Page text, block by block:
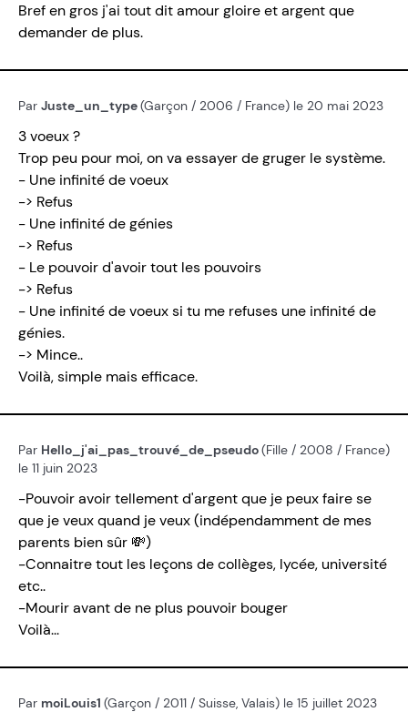
Bref en gros j'ai tout dit amour gloire et argent que
demander de plus.
Par Juste_un_type(Garçon / 2006 / France) le 20 mai 2023
3 voeux ?
Trop peu pour moi, on va essayer de gruger le système.
- Une infinité de voeux
-> Refus
- Une infinité de génies
-> Refus
- Le pouvoir d'avoir tout les pouvoirs
-> Refus
- Une infinité de voeux si tu me refuses une infinité de
génies.
-> Mince..
Voilà, simple mais efficace.
Par Hello_j'ai_pas_trouvé_de_pseudo(Fille / 2008 / France)
le 11 juin 2023
-Pouvoir avoir tellement d'argent que je peux faire se
que je veux quand je veux (indépendamment de mes
parents bien sûr 💸)
-Connaitre tout les leçons de collèges, lycée, université
etc..
-Mourir avant de ne plus pouvoir bouger
Voilà...
Par moiLouis1 (Garçon / 2011 / Suisse, Valais) le 15 juillet 2023